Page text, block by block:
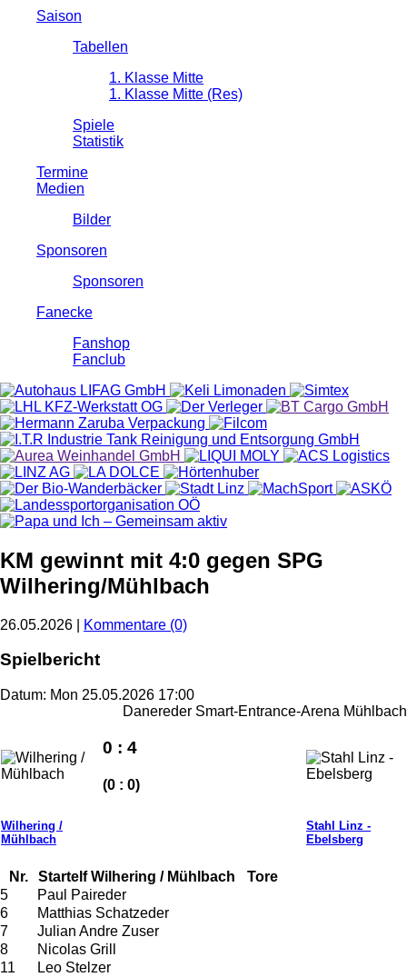
Saison
Tabellen
1. Klasse Mitte
1. Klasse Mitte (Res)
Spiele
Statistik
Termine
Medien
Bilder
Sponsoren
Sponsoren
Fanecke
Fanshop
Fanclub
KM gewinnt mit 4:0 gegen SPG
Wilhering/Mühlbach
26.05.2026 | Kommentare (0)
Spielbericht
Datum: Mon 25.05.2026 17:00
Danereder Smart-Entrance-Arena Mühlbach
0 : 4
(0 : 0)
Wilhering /
Mühlbach
Stahl Linz -
Ebelsberg
Nr. Startelf Wilhering / Mühlbach
Tore
5
Paul Paireder
6
Matthias Schatzeder
7
Julian Andre Zuser
8
Nicolas Grill
11
Leo Stelzer